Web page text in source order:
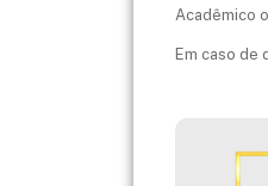
Acadêmico
Em caso de